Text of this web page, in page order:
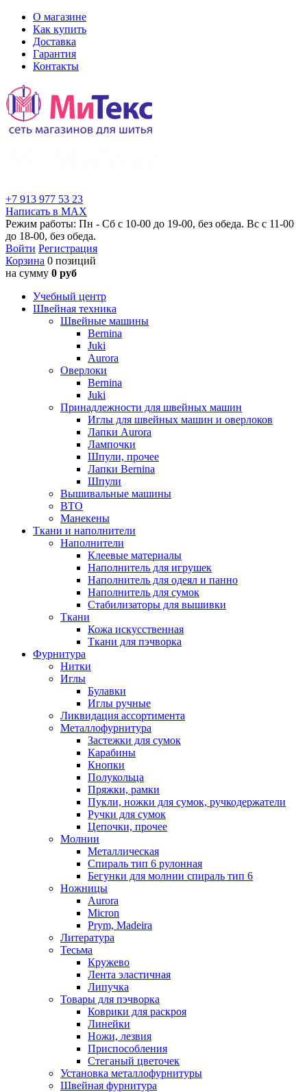
О магазине
Как купить
Доставка
Гарантия
Контакты
+7 913 977 53 23
Написать в MAX
Режим работы: Пн - Сб с 10-00 до 19-00, без обеда. Вс с 11-00
до 18-00, без обеда.
Войти Регистрация
Корзина 0 позиций
на сумму 0 руб
Учебный центр
Швейная техника
Швейные машины
Bernina
Juki
Aurora
Оверлоки
Bernina
Juki
Принадлежности для швейных машин
Иглы для швейных машин и оверлоков
Лапки Aurora
Лампочки
Шпули, прочее
Лапки Bernina
Шпули
Вышивальные машины
ВТО
Манекены
Ткани и наполнители
Наполнители
Клеевые материалы
Наполнитель для игрушек
Наполнитель для одеял и панно
Наполнитель для сумок
Стабилизаторы для вышивки
Ткани
Кожа искусственная
Ткани для пэчворка
Фурнитура
Нитки
Иглы
Булавки
Иглы ручные
Ликвидация ассортимента
Металлофурнитура
Застежки для сумок
Карабины
Кнопки
Полукольца
Пряжки, рамки
Пукли, ножки для сумок, ручкодержатели
Ручки для сумок
Цепочки, прочее
Молнии
Металлическая
Спираль тип 6 рулонная
Бегунки для молнии спираль тип 6
Ножницы
Aurora
Micron
Prym, Madeira
Литература
Тесьма
Кружево
Лента эластичная
Липучка
Товары для пэчворка
Коврики для раскроя
Линейки
Ножи, лезвия
Приспособления
Стеганый цветочек
Установка металлофурнитуры
Швейная фурнитура